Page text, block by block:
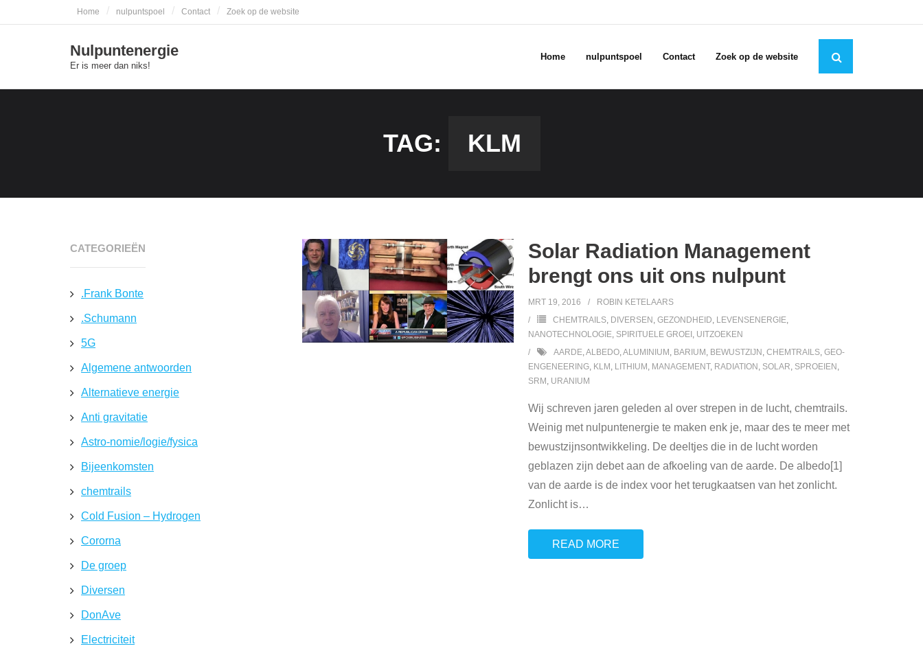
to
Home nulpuntspoel Contact Zoek op de website
Nulpuntenergie
Er is meer dan niks!
Home nulpuntspoel Contact Zoek op de website
TAG: KLM
Solar Radiation Management
brengt ons uit ons nulpunt
MRT 19, 2016
ROBIN KETELAARS
CHEMTRAILS, DIVERSEN ,GEZONDHEID, LEVENSENERGIE,
NANOTECHNOLOGIE, SPIRITUELE GROEI , UITZOEKEN
AARDE,ALBEDO,ALUMINIUM , BARIUM , BEWUSTZIJN ,CHEMTRAILS,GEO-
ENGENEERING, KLM , LITHIUM , MANAGEMENT, RADIATION , SOLAR, SPROEIEN ,
SRM , URANIUM
Wij schreven jaren geleden al over strepen in de lucht, chemtrails.
Weinig met nulpuntenergie te maken enk je, maar des te meer met
bewustzijnsontwikkeling. De deeltjes die in de lucht worden
geblazen zijn debet aan de afkoeling van de aarde. De albedo[1]
van de aarde is de index voor het terugkaatsen van het zonlicht.
Zonlicht is…
READ MORE
CATEGORIEËN
.Frank Bonte
.Schumann
5G
Algemene antwoorden
Alternatieve energie
Anti gravitatie
Astro-nomie/logie/fysica
Bijeenkomsten
chemtrails
Cold Fusion – Hydrogen
Cororna
De groep
Diversen
DonAve
Electriciteit